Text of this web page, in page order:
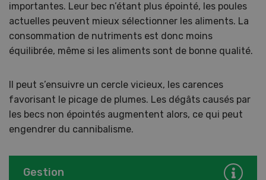
importantes. Leur bec n’étant plus épointé, les poules
actuelles peuvent mieux sélectionner les aliments. La
consommation de nutriments est donc moins
équilibrée, même si les aliments sont de bonne qualité.
Il peut s’ensuivre un cercle vicieux, les carences
favorisant le picage de plumes. Les dégâts causés par
les becs non épointés augmentent alors, ce qui peut
engendrer du cannibalisme.
Gestion